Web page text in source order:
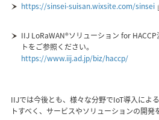
https://sinsei-suisan.wixsite.com/sinsei
IIJ LoRaWAN®ソリューション for
トをご参照ください。
https://www.iij.ad.jp/biz/haccp/
IIJでは今後とも、様々な分野でIoT導入によ
トすべく、サービスやソリューションの開発